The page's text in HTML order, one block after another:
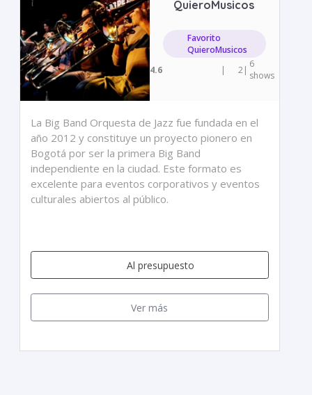
QuieroMusicos
Favorito
QuieroMusicos
4.6
| 2| 6
shows
La Big Band Orquesta de Jazz fue fundada en el
año 2012 y constituye un proyecto pionero en
Bogotá por ser la primera Big Band
independiente en la ciudad. Este formato es
excelente para eventos corporativos y eventos
culturales abiertos al público.
Al presupuesto
Ver más